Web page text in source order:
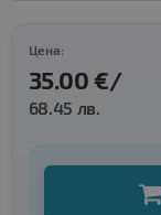
Цена:
35.00 €/
68.45 лв.